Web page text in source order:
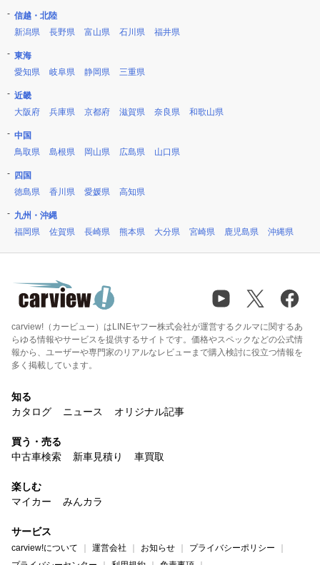
信越・北陸
新潟県
長野県 富山県 石川県 福井県
東海
愛知県
岐阜県 静岡県 三重県
近畿
大阪府
兵庫県 京都府 滋賀県 奈良県 和歌山県
中国
鳥取県
島根県 岡山県 広島県 山口県
四国
徳島県
香川県 愛媛県 高知県
九州・沖縄
福岡県
佐賀県 長崎県 熊本県 大分県 宮崎県 鹿児島県 沖縄県
carview!（カービュー）はLINEヤフー株式会社が運営するクルマに関するあ
らゆる情報やサービスを提供するサイトです。価格やスペックなどの公式情
報から、ユーザーや専門家のリアルなレビューまで購入検討に役立つ情報を
多く掲載しています。
知る
カタログ
ニュース オリジナル記事
買う・売る
中古車検索
新車見積り 車買取
楽しむ
マイカー
みんカラ
サービス
carview!について 運営会社 お知らせ
プライバシーポリシー